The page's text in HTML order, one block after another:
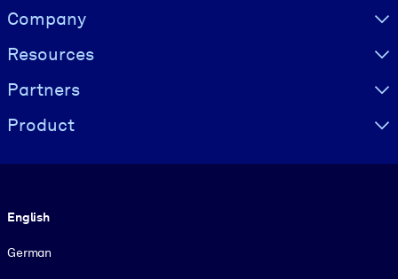
Visually hidden Text
Company
Resources
Partners
Product
English
German